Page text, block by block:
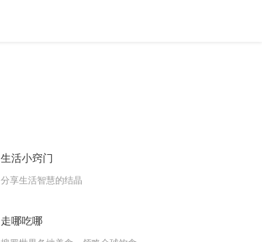
生活小窍门
分享生活智慧的结晶
走哪吃哪